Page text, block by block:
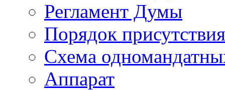
Регламент Думы
Порядок
Схема
Аппарат